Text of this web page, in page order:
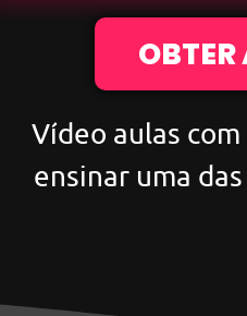
Vídeo aulas
ensinar uma